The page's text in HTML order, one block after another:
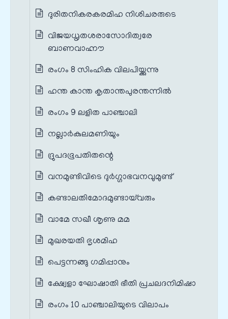
ദുരിതനികരകരമിഹ നിശിചരരുടെ
വിജയധൃതശരാസോദിത്വരേ
ബാണവാഹ്നൗ
രംഗം 8 സിംഹിക വിലപിയ്ക്കുന്നു
ഹന്ത കാന്ത കൃതാന്തപുരന്തന്നില്‍
രംഗം 9 ലളിത പാഞ്ചാലി
നല്ലാര്‍കുലമണിയും
ദ്രുപദഭൂപതിതന്റെ
വനമുണ്ടിവിടെ ദുര്‍ഗ്ഗാഭവനവുമുണ്ട്
കണ്ടാലതിമോദമുണ്ടായ്‌വരും
വാമേ സഖീ ശൃണു മമ
മുഖരയതി ഭൃശമിഹ
പെട്ടന്നങ്ങു ഗമിപ്പാനും
ക്ഷ്വേളാ ഘോഷാതി ഭീതി പ്രചലദനിമിഷാ
രംഗം 10 പാഞ്ചാലിയുടെ വിലാപം